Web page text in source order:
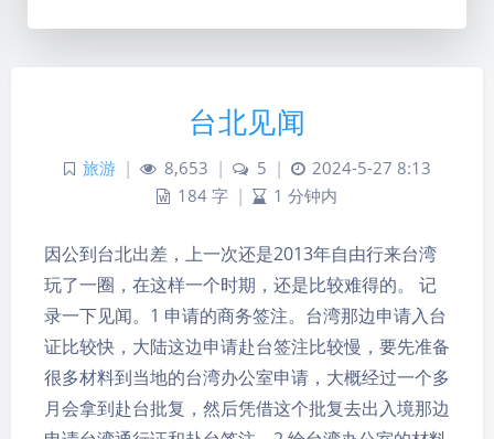
台北见闻
旅游 | 8,653 | 5 |
2024-5-27 8:13
184 字 | 1 分钟内
因公到台北出差，上一次还是2013年自由行来台湾
玩了一圈，在这样一个时期，还是比较难得的。 记
录一下见闻。1 申请的商务签注。台湾那边申请入台
证比较快，大陆这边申请赴台签注比较慢，要先准备
很多材料到当地的台湾办公室申请，大概经过一个多
月会拿到赴台批复，然后凭借这个批复去出入境那边